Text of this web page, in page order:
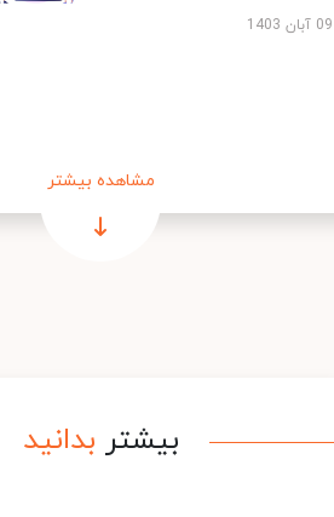
09 آبان 1403
مشاهده بیشتر
بیشتر بدانید